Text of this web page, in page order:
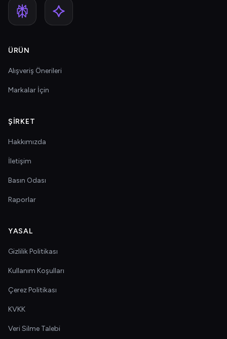
ÜRÜN
Alışveriş Önerileri
Markalar İçin
ŞIRKET
Hakkımızda
İletişim
Basın Odası
Raporlar
YASAL
Gizlilik Politikası
Kullanım Koşulları
Çerez Politikası
KVKK
Veri Silme Talebi